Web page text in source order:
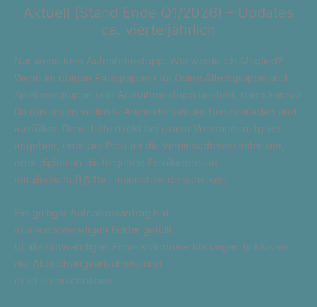
Aktuell (Stand Ende Q1/2026) – Updates
ca. vierteljährlich
Nur wenn kein Aufnahmestopp: Wie werde ich Mitglied?
Wenn im obigen Paragraphen für Deine Altersgruppe und
Spiellevelgruppe kein Aufnahmestopp besteht, dann kannst
Du das unten verlinkte Anmeldefromular herunterladen und
ausfüllen. Dann bitte direkt bei einem Vorstandsmitglied
abgeben, oder per Post an die Vereinsadresse schicken,
oder digital an die folgende Emailaddresse
mitgliedschaft@1bc-muenchen.de schicken.
Ein gültiger Aufnahmeantrag hat
a) alle notwendigen Felder gefüllt,
b) alle notwendigen Einverständniserklärungen (inklusive
der Abbuchungserlaubnis) und
c) ist unterschrieben.